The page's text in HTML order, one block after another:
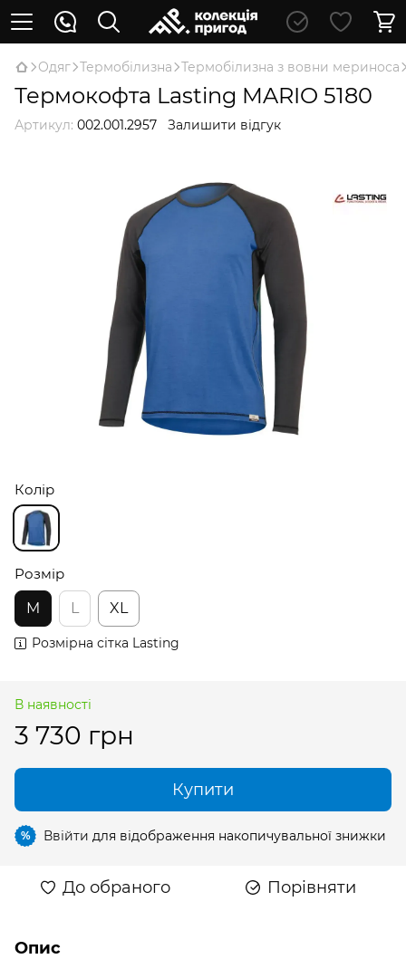
Oдяг Термобілизна Термобілизна з вовни мериноса
Термокофта Lasting MARIO 5180
Артикул: 002.001.2957 Залишити відгук
Колір
Розмір
M
L XL
Розмірна сітка Lasting
В наявності
3 730 грн
Купити
% Ввійти для відображення накопичувальної знижки
До обраного Порівняти
Опис